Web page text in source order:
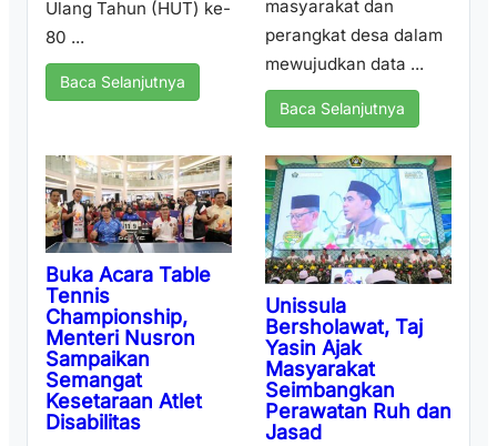
Ulang Tahun (HUT) ke-
80 ...
Baca Selanjutnya
masyarakat dan
perangkat desa dalam
mewujudkan data ...
Baca Selanjutnya
Buka Acara Table
Tennis
Championship,
Menteri Nusron
Sampaikan
Semangat
Kesetaraan Atlet
Disabilitas
Unissula
Bersholawat, Taj
Yasin Ajak
Masyarakat
Seimbangkan
Perawatan Ruh dan
Jasad